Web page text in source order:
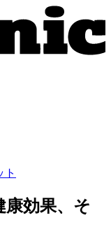
ト
康効果、そ